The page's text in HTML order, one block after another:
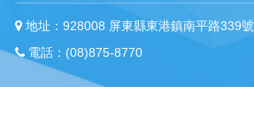
地址：928008 屏東縣東港鎮南平路339號
電話：(08)875-8770